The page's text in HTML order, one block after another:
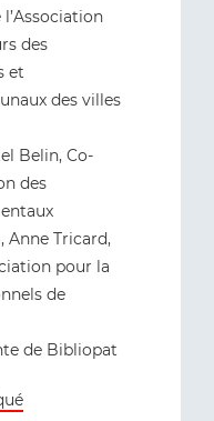
des
et
des villes
Belin, Co-
des
Anne Tricard,
pour la
de
de Bibliopat